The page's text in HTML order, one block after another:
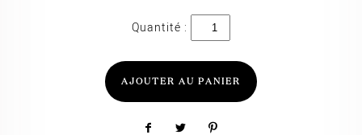
quantité
Feuille
chêne
AJOUTER AU PANIER